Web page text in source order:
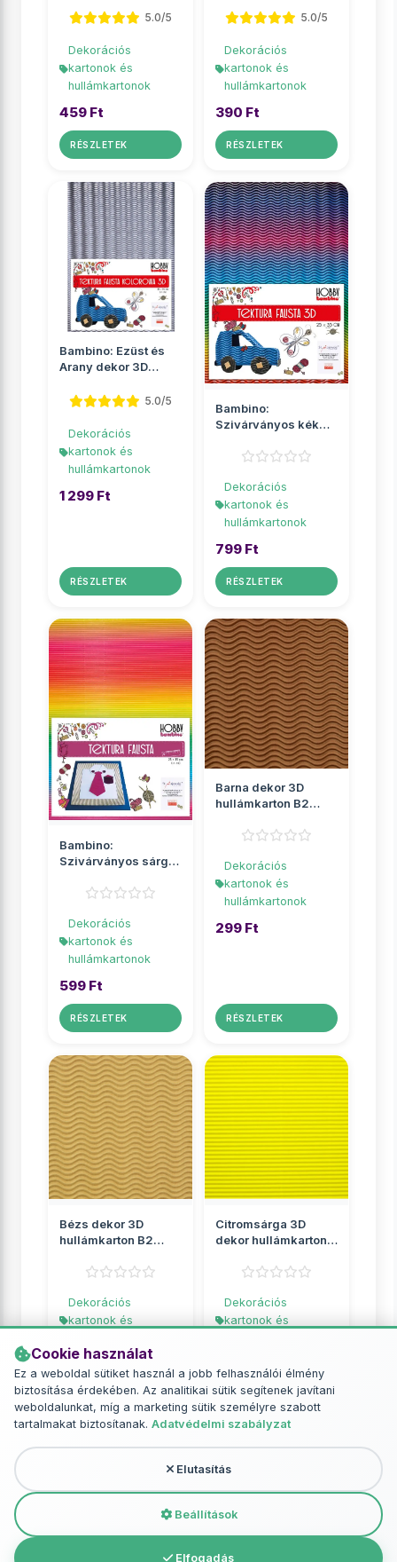
Cookie használat
Ez a weboldal sütiket használ a jobb felhasználói élmény
biztosítása érdekében. Az analitikai sütik segítenek javítani
weboldalunkat, míg a marketing sütik személyre szabott
tartalmakat biztosítanak. Adatvédelmi szabályzat
Elutasítás
Beállítások
Elfogadás
5.0/5
Dekorációs
kartonok és
hullámkartonok
459 Ft
RÉSZLETEK
50x70cm
5.0/5
Dekorációs
kartonok és
hullámkartonok
390 Ft
RÉSZLETEK
Bambino: Ezüst és
Arany dekor 3D
25x35cm
5.0/5
Dekorációs
kartonok és
hullámkartonok
1 299 Ft
RÉSZLETEK
Bambino:
Szivárványos kék
hullámkarton B4
Dekorációs
kartonok és
hullámkartonok
799 Ft
RÉSZLETEK
Bambino:
Szivárványos sárga
hullámkarton B4
Dekorációs
kartonok és
hullámkartonok
599 Ft
RÉSZLETEK
Barna dekor 3D
hullámkarton B2
Dekorációs
kartonok és
hullámkartonok
299 Ft
RÉSZLETEK
Bézs dekor 3D
hullámkarton B2
Dekorációs
kartonok és
299 Ft
RÉSZLETEK
Citromsárga 3D
dekor hullámkarton
Dekorációs
kartonok és
RÉSZLETEK
További termékek - Dekorációs
kartonok és hullámkartonok